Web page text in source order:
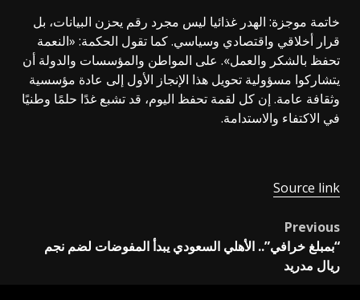
خاتمة موجزة: الهدر غذائيا ليس مجرد رقم يحزن البيانات، بل
قرار أخلاقي واقتصادي وسياسي. كما تقول الحكمة: «النعمة
تحفظ بالشكر والعمل». على المواطن والمؤسسات والدولة أن
يتشاركوا مسؤولية تحويل هذا الإنجاز الأول إلى عادة مؤسسية
وثقافة عامة. إن كل لقمة تحفظ اليوم، قد تشبع غدًا حلمًا وطنيًا
في الاكتفاء والاستدامة.
Source link
Post
navigation
Previous
“بمبلغ خرافي”.. الأهلي السعودي يبدأ المفوضات لضم نجم
ريال مدريد